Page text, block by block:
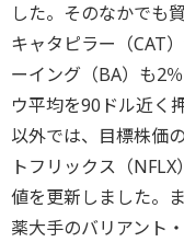
した。そのなかでも
キャタピラー（CAT
ーイング（BA）も2
ウ平均を90ドル近く
以外では、目標株価
トフリックス（
値を更新しました。
薬大手のバリアント